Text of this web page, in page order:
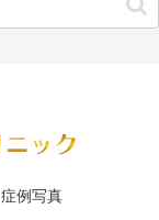
症例写真